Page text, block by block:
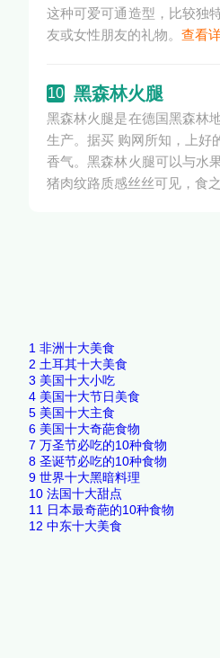
这种可爱可通造型，比较独
友或女性朋友的礼物。 查看
10 黑森林火腿
黑森林火腿是在德国黑森林
生产。据买 购网所知，上好
香气。黑森林火腿可以与水
猪肉纹路质感丝丝可见，食
1 非洲十大美食
2 土耳其十大美食
3 美国十大小吃
4 美国十大节日美食
5 美国十大主食
6 美国十大奇葩食物
7 万圣节必吃的10种食物
8 圣诞节必吃的10种食物
9 世界十大黑暗料理
10 法国十大甜点
11 日本最奇葩的10种食物
12 中东十大美食